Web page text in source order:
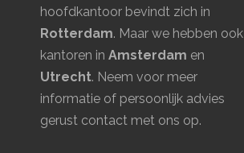
hoofdkantoor bevindt zich in
Rotterdam. Maar we hebben ook
kantoren in Amsterdam en
Utrecht. Neem voor meer
informatie of persoonlijk advies
gerust contact met ons op.